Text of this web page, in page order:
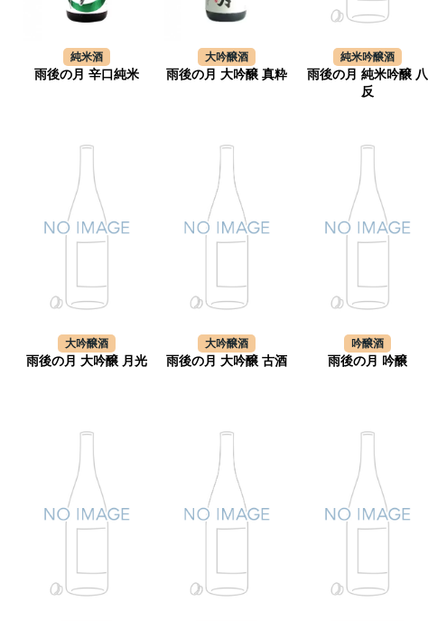
純米酒
雨後の月 辛口純米
大吟醸酒
雨後の月 大吟醸 真粋
純米吟醸酒
雨後の月 純米吟醸 八
反
大吟醸酒
雨後の月 大吟醸 月光
大吟醸酒
雨後の月 大吟醸 古酒
吟醸酒
雨後の月 吟醸